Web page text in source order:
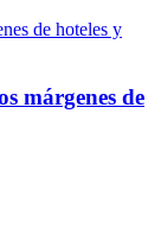
márgenes de